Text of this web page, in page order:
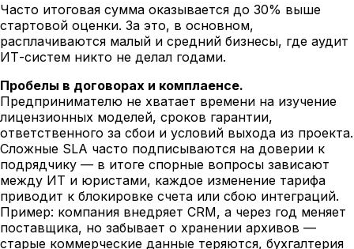
Часто итоговая сумма оказывается до 30% выше
стартовой оценки. За это, в основном,
расплачиваются малый и средний бизнесы, где аудит
ИТ-систем никто не делал годами.
Пробелы в договорах и комплаенсе.
Предпринимателю не хватает времени на изучение
лицензионных моделей, сроков гарантии,
ответственного за сбои и условий выхода из проекта.
Сложные SLA часто подписываются на доверии к
подрядчику — в итоге спорные вопросы зависают
между ИТ и юристами, каждое изменение тарифа
приводит к блокировке счета или сбою интеграций.
Пример: компания внедряет CRM, а через год меняет
поставщика, но забывает о хранении архивов —
старые коммерческие данные теряются, бухгалтерия